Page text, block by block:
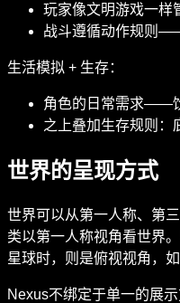
玩家像文明游戏一样
战斗遵循动作规则
生活模拟 + 生存：
角色的日常需求——
之上叠加生存规则：
世界的呈现方式
世界可以从第一人称、第
类以第一人称视角看世界
星球时，则是俯视视角，如
Nexus不绑定于单一的展